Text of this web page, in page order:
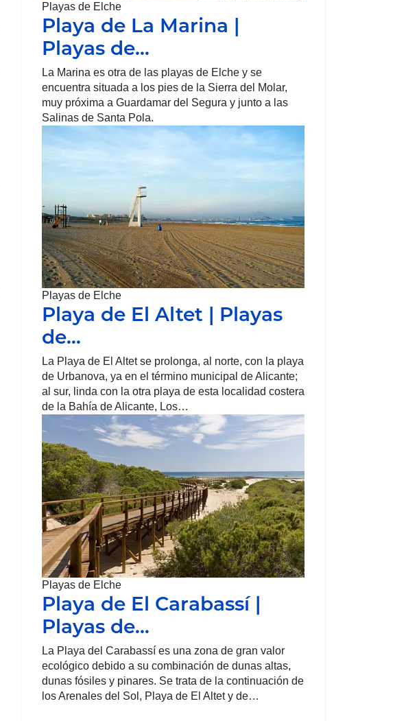
Playas de Elche
Playa de La Marina |
Playas de…
La Marina es otra de las playas de Elche y se
encuentra situada a los pies de la Sierra del Molar,
muy próxima a Guardamar del Segura y junto a las
Salinas de Santa Pola.
Playas de Elche
Playa de El Altet | Playas
de…
La Playa de El Altet se prolonga, al norte, con la playa
de Urbanova, ya en el término municipal de Alicante;
al sur, linda con la otra playa de esta localidad costera
de la Bahía de Alicante, Los…
Playas de Elche
Playa de El Carabassí |
Playas de…
La Playa del Carabassí es una zona de gran valor
ecológico debido a su combinación de dunas altas,
dunas fósiles y pinares. Se trata de la continuación de
los Arenales del Sol, Playa de El Altet y de…